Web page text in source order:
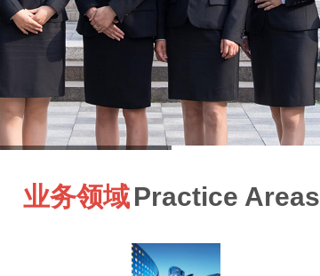
业务领域Practice Areas